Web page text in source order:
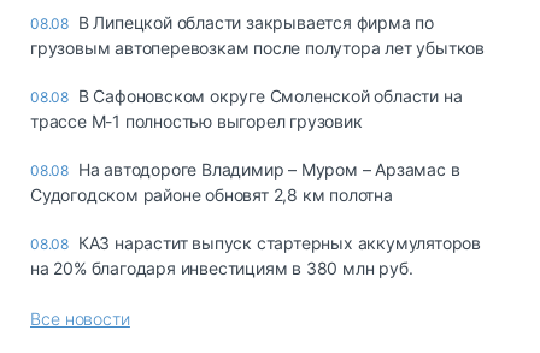
08.08 В Липецкой области закрывается фирма по
грузовым автоперевозкам после полутора лет убытков
08.08 В Сафоновском округе Смоленской области на
трассе М-1 полностью выгорел грузовик
08.08 На автодороге Владимир – Муром – Арзамас в
Судогодском районе обновят 2,8 км полотна
08.08 КАЗ нарастит выпуск стартерных аккумуляторов
на 20% благодаря инвестициям в 380 млн руб.
Все новости